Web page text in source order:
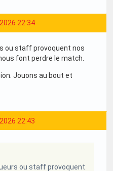
22:34
ou staff provoquent nos
font perdre le match.
Jouons au bout et
22:43
ou staff provoquent